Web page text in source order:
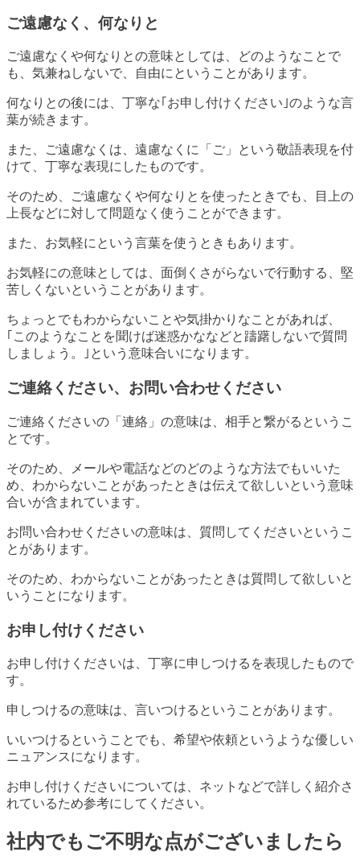
ご遠慮なく、何なりと
ご遠慮なくや何なりとの意味としては、どのようなことで
も、気兼ねしないで、自由にということがあります。
何なりとの後には、丁寧な｢お申し付けください｣のような言
葉が続きます。
また、ご遠慮なくは、遠慮なくに「ご」という敬語表現を付
けて、丁寧な表現にしたものです。
そのため、ご遠慮なくや何なりとを使ったときでも、目上の
上長などに対して問題なく使うことができます。
また、お気軽にという言葉を使うときもあります。
お気軽にの意味としては、面倒くさがらないで行動する、堅
苦しくないということがあります。
ちょっとでもわからないことや気掛かりなことがあれば、
｢このようなことを聞けば迷惑かななどと躊躇しないで質問
しましょう。｣という意味合いになります。
ご連絡ください、お問い合わせください
ご連絡くださいの「連絡」の意味は、相手と繋がるというこ
とです。
そのため、メールや電話などのどのような方法でもいいた
め、わからないことがあったときは伝えて欲しいという意味
合いが含まれています。
お問い合わせくださいの意味は、質問してくださいというこ
とがあります。
そのため、わからないことがあったときは質問して欲しいと
いうことになります。
お申し付けください
お申し付けくださいは、丁寧に申しつけるを表現したもので
す。
申しつけるの意味は、言いつけるということがあります。
いいつけるということでも、希望や依頼というような優しい
ニュアンスになります。
お申し付けくださいについては、ネットなどで詳しく紹介さ
れているため参考にしてください。
社内でもご不明な点がございましたら